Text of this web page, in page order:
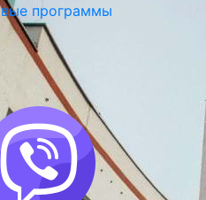
программы